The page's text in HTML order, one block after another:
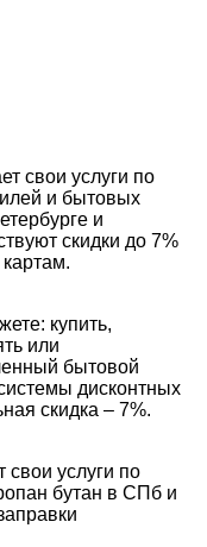
свои услуги по
и бытовых
и
скидки до 7%
купить,
или
бытовой
дисконтных
скидка – 7%.
свои услуги по
бутан в СПб и